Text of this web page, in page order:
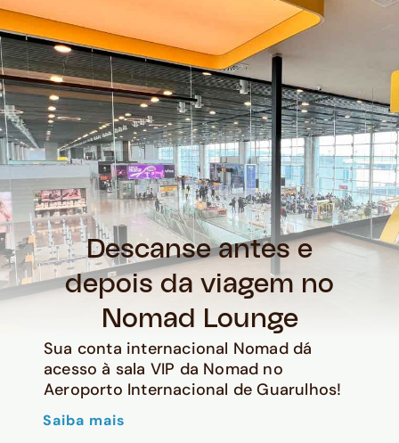
Descanse antes e
depois da viagem no
Nomad Lounge
Sua conta internacional Nomad dá
acesso à sala VIP da Nomad no
Aeroporto Internacional de Guarulhos!
Saiba mais